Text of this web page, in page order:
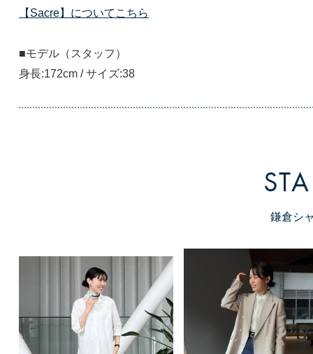
【Sacre】についてこちら
■モデル（スタッフ）
身長:172cm / サイズ:38
鎌倉シ